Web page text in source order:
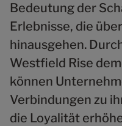
Bedeutung der
Erlebnisse, die
hinausgehen.
Westfield Rise
können
Verbindungen zu
die Loyalität